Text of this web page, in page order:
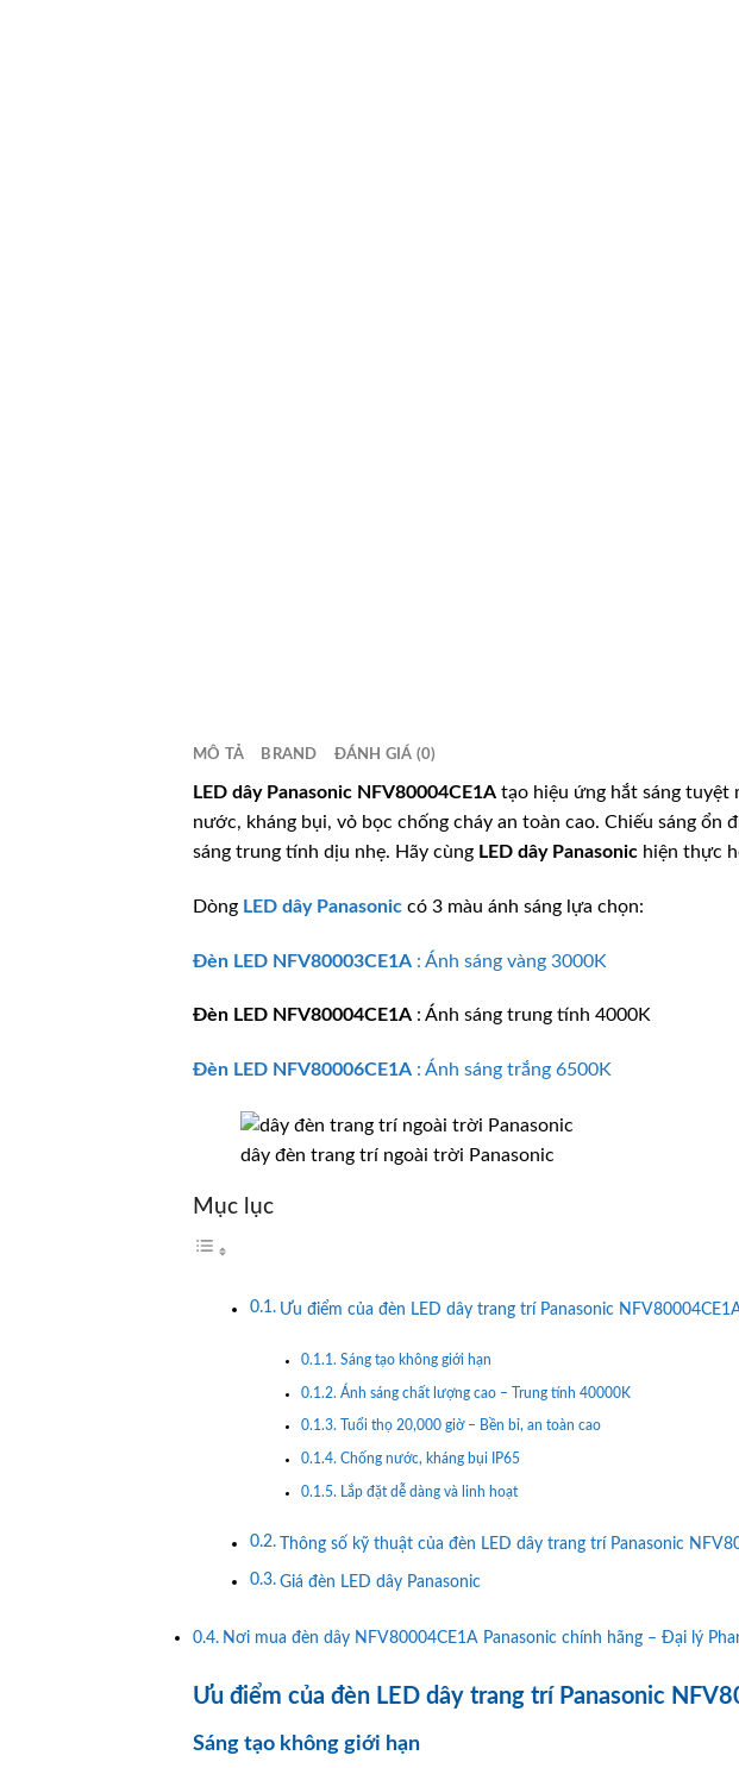
MÔ TẢ BRAND ĐÁNH GIÁ (0)
LED dây Panasonic NFV80004CE1A tạo hiệu ứng hắt sáng tuyệt
nước, kháng bụi, vỏ bọc chống cháy an toàn cao. Chiếu sáng
sáng trung tính dịu nhẹ. Hãy cùng LED dây Panasonic hiện thực
Dòng LED dây Panasonic có 3 màu ánh sáng lựa chọn:
Đèn LED NFV80003CE1A : Ánh sáng vàng 3000K
Đèn LED NFV80004CE1A : Ánh sáng trung tính 4000K
Đèn LED NFV80006CE1A : Ánh sáng trắng 6500K
dây đèn trang trí ngoài trời Panasonic
Mục lục
Ưu điểm của đèn LED dây trang trí Panasonic
Sáng tạo không giới hạn
Ánh sáng chất lượng cao – Trung tính 40000K
Tuổi thọ 20,000 giờ – Bền bỉ, an toàn cao
Chống nước, kháng bụi IP65
Lắp đặt dễ dàng và linh hoạt
Thông số kỹ thuật của đèn LED dây trang trí Panasonic
Giá đèn LED dây Panasonic
Nơi mua đèn dây NFV80004CE1A Panasonic chính hãng – Đại lý
Ưu điểm của đèn LED dây trang trí Panasonic
Sáng tạo không giới hạn